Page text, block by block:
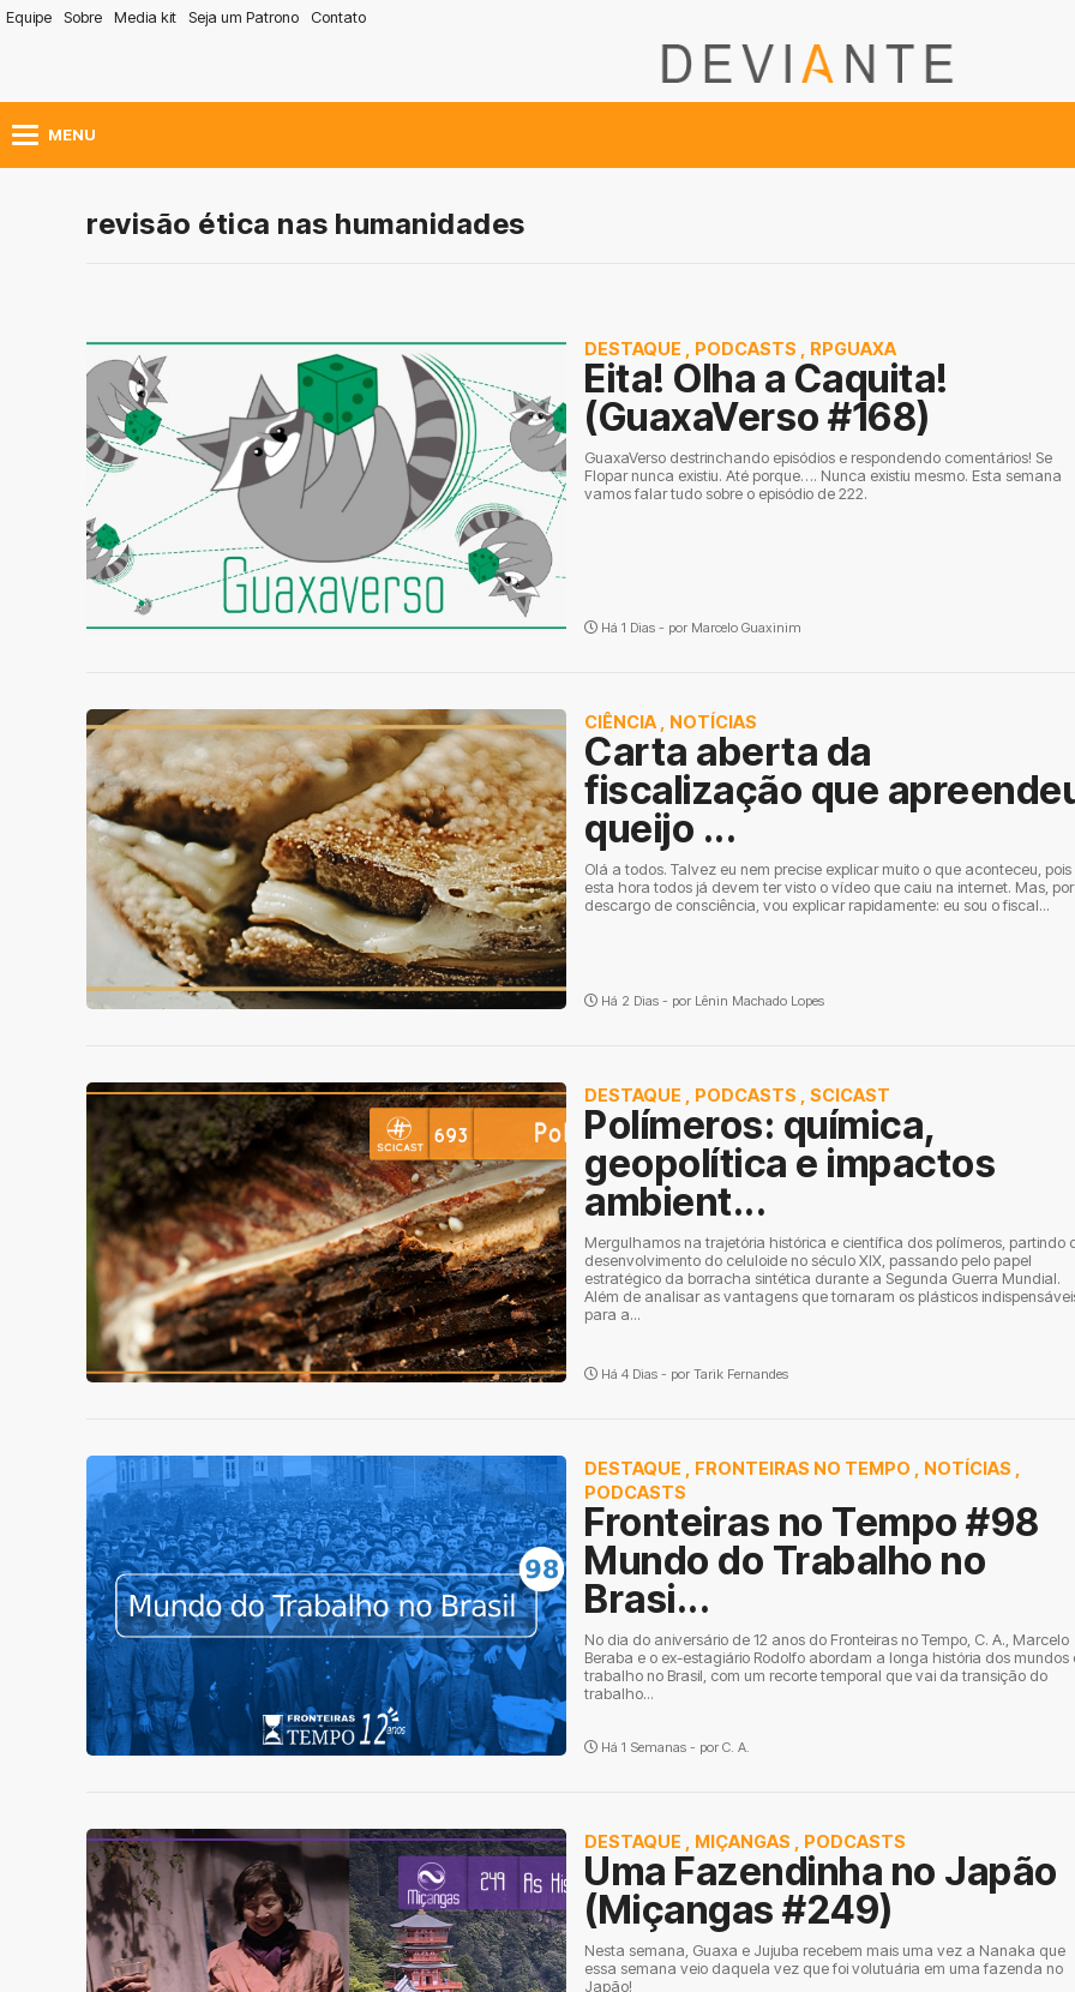
Equipe Sobre Media kit Seja um Patrono Contato
MENU
revisão ética nas humanidades
DESTAQUE PODCASTS RPGUAXA
Eita! Olha a Caquita!
(GuaxaVerso #168)
GuaxaVerso destrinchando episódios e respondendo comentários! Se
Flopar nunca existiu. Até porque…. Nunca existiu mesmo. Esta semana
vamos falar tudo sobre o episódio de 222.
Há 1 Dias - por Marcelo Guaxinim
CIÊNCIA NOTÍCIAS
Carta aberta da
fiscalização que
queijo ...
Olá a todos. Talvez eu nem precise explicar muito o que aconteceu, pois
esta hora todos já devem ter visto o vídeo que caiu na internet. Mas, por
descargo de consciência, vou explicar rapidamente: eu sou o fiscal...
Há 2 Dias - por Lênin Machado Lopes
DESTAQUE PODCASTS SCICAST
Polímeros: química,
geopolítica e impactos
ambient...
Mergulhamos na trajetória histórica e científica dos polímeros, partindo
desenvolvimento do celuloide no século XIX, passando pelo papel
estratégico da borracha sintética durante a Segunda Guerra Mundial.
Além de analisar as vantagens que tornaram os plásticos
para a...
Há 4 Dias - por Tarik Fernandes
DESTAQUE FRONTEIRAS NO TEMPO NOTÍCIAS
PODCASTS
Fronteiras no Tempo #98
Mundo do Trabalho no
Brasi...
No dia do aniversário de 12 anos do Fronteiras no Tempo, C. A., Marcelo
Beraba e o ex-estagiário Rodolfo abordam a longa história dos mundos
trabalho no Brasil, com um recorte temporal que vai da transição do
trabalho...
Há 1 Semanas - por C. A.
DESTAQUE MIÇANGAS PODCASTS
Uma Fazendinha no Japão
(Miçangas #249)
Nesta semana, Guaxa e Jujuba recebem mais uma vez a Nanaka que
essa semana veio daquela vez que foi volutuária em uma fazenda no
Japão!